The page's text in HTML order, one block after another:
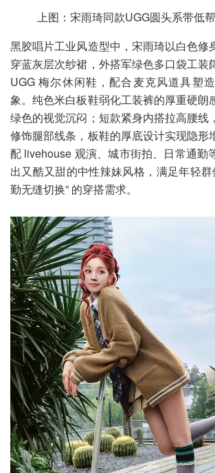
上图：宋雨琦同款UGG圆头系带低
黑胶唱片工业风造型中，宋雨琦以白色修
穿蓝灰层次纱裙，外搭军绿色多口袋工装
UGG 梅尔休闲鞋，配合麦克风道具塑
象。纯色米白板鞋弱化工装裤的厚重硬朗
绿色的视觉沉闷；短款紧身内搭拉高腰线
修饰腿部线条，板鞋的厚底设计实现隐形
配 livehouse 观演、城市街拍、日常通勤
出又酷又甜的中性辣妹风格，满足年轻群
勤无缝切换” 的穿搭需求。